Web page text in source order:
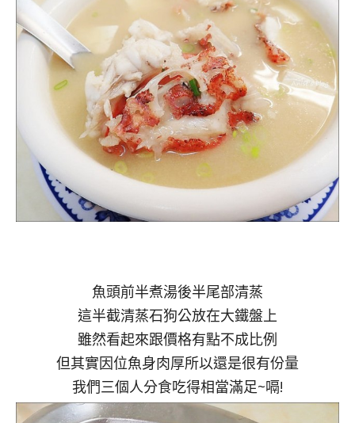
魚頭前半煮湯後半尾部清蒸
這半截清蒸石狗公放在大鐵盤上
雖然看起來跟價格有點不成比例
但其實因位魚身肉厚所以還是很有份量
我們三個人分食吃得相當滿足~嗝!